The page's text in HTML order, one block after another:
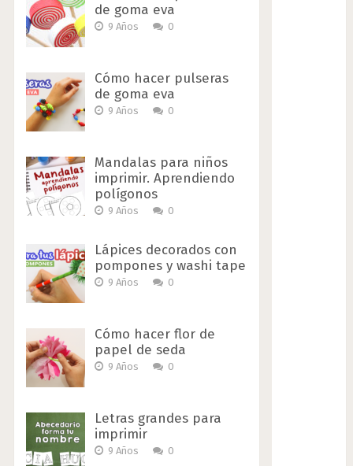
de goma eva
9 Años 0
Cómo hacer pulseras
de goma eva
9 Años 0
Mandalas para niños
imprimir. Aprendiendo
polígonos
9 Años 0
Lápices decorados con
pompones y washi tape
9 Años 0
Cómo hacer flor de
papel de seda
9 Años 0
Letras grandes para
imprimir
9 Años 0